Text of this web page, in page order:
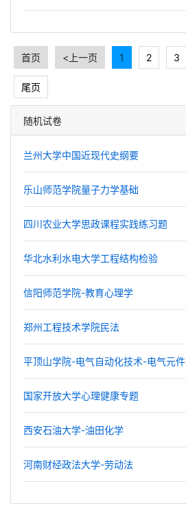
首页 <上一页 1 2 3
尾页
随机试卷
兰州大学中国近现代史纲要
乐山师范学院量子力学基础
四川农业大学思政课程实践练习题
华北水利水电大学工程结构检验
信阳师范学院-教育心理学
郑州工程技术学院民法
平顶山学院-电气自动化技术-电气元件
国家开放大学心理健康专题
西安石油大学-油田化学
河南财经政法大学-劳动法